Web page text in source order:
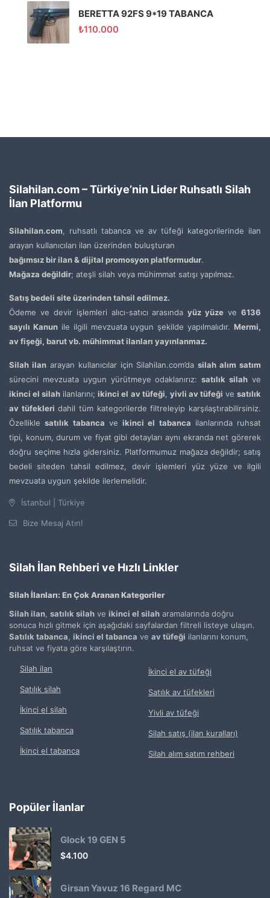
BERETTA 92FS 9*19 TABANCA
₺110.000
Silahilan.com – Türkiye’nin Lider Ruhsatlı Silah
İlan Platformu
Silahilan.com, ruhsatlı tabanca ve av tüfeği kategorilerinde ilan
arayan kullanıcıları ilan üzerinden buluşturan
bağımsız bir ilan & dijital promosyon platformudur.
Mağaza değildir; ateşli silah veya mühimmat satışı yapılmaz.
Satış bedeli site üzerinden tahsil edilmez.
Ödeme ve devir işlemleri alıcı-satıcı arasındayüz yüze ve6136
sayılı Kanunile ilgili mevzuata uygun şekilde yapılmalıdır. Mermi,
av fişeği, barut vb. mühimmat ilanları yayınlanmaz.
Silah ilanarayan kullanıcılar için Silahilan.com’dasilah alım satım
sürecini mevzuata uygun yürütmeye odaklanırız:satılık silah ve
ikinci el silah ilanlarını;ikinci el av tüfeği, yivli av tüfeği vesatılık
av tüfekleri dahil tüm kategorilerde filtreleyip karşılaştırabilirsiniz.
Özelliklesatılık tabanca ve ikinci el tabanca ilanlarında ruhsat
tipi, konum, durum ve fiyat gibi detayları aynı ekranda net görerek
doğru seçime hızla gidersiniz. Platformumuz mağaza değildir; satış
bedeli siteden tahsil edilmez, devir işlemleri yüz yüze ve ilgili
mevzuata uygun şekilde ilerlemelidir.
İstanbul | Türkiye
Bize Mesaj Atın!
Silah İlan Rehberi ve Hızlı Linkler
Silah İlanları: En Çok Aranan Kategoriler
Silah ilan satılık silah ve ikinci el silah aramalarında doğru
sonuca hızlı gitmek için aşağıdaki sayfalardan filtreli listeye ulaşın.
Satılık tabanca ikinci el tabanca ve av tüfeği ilanlarını konum,
ruhsat ve fiyata göre karşılaştırın.
Silah ilan
Satılık silah
İkinci el silah
Satılık tabanca
İkinci el tabanca
İkinci el av tüfeği
Satılık av tüfekleri
Yivli av tüfeği
Silah satış (ilan kuralları)
Silah alım satım rehberi
Popüler İlanlar
Glock 19 GEN 5
$4.100
Girsan Yavuz 16 Regard MC